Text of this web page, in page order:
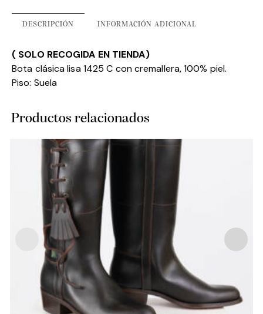
DESCRIPCIÓN INFORMACIÓN ADICIONAL
( SOLO RECOGIDA EN TIENDA)
Bota clásica lisa 1425 C con cremallera, 100% piel.
Piso: Suela
Productos relacionados